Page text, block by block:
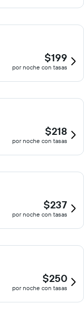
$199
por noche con tasas
$218
por noche con tasas
$237
por noche con tasas
$250
por noche con tasas